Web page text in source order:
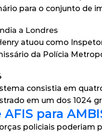
para o conjunto de
a Londres
atuou como
da Polícia
consistia em
em um dos 1024
AFIS para
policiais poderiam